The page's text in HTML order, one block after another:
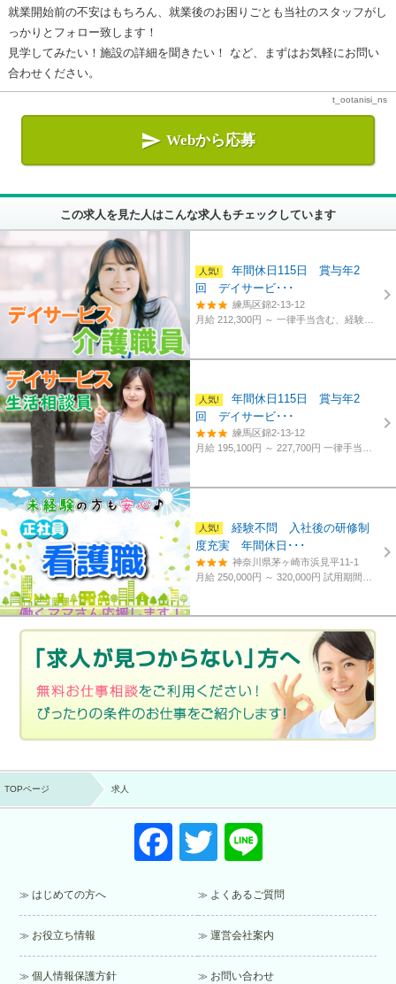
就業開始前の不安はもちろん、就業後のお困りごとも当社のスタッフがし
っかりとフォロー致します！
見学してみたい！施設の詳細を聞きたい！ など、まずはお気軽にお問い
合わせください。
t_ootanisi_ns
 Webから応募
この求人を見た人はこんな求人もチェックしています
年間休日115日 賞与年2
回 デイサービ･･･
練馬区錦2-13-12
月給 212,300円 ～一律手当含む、経験・資格考慮
年間休日115日 賞与年2
回 デイサービ･･･
練馬区錦2-13-12
月給 195,100円 ～ 227,700円一律手当含む、経験・資格考慮
経験不問 入社後の研修制
度充実 年間休日･･･
神奈川県茅ヶ崎市浜見平11-1
月給 250,000円 ～ 320,000円試用期間あり。3カ月～4カ月。
TOPページ 求人
F
a
e
b
T
wi
tt
er
e
はじめての方へ よくあるご質問
お役立ち情報 運営会社案内
個人情報保護方針 お問い合わせ